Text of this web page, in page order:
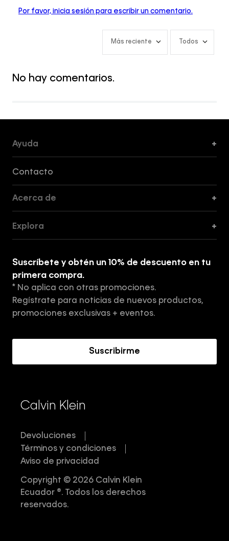
Por favor, inicia sesión para escribir un comentario.
Más reciente Todos
No hay comentarios.
Ayuda +
Contacto
Acerca de +
Tiendas
Aviso de privacidad
Términos y Condiciones
Explora +
Suscríbete y obtén un 10% de descuento en tu
primera compra.
* No aplica con otras promociones.
Regístrate para noticias de nuevos productos,
promociones exclusivas + eventos.
Suscribirme
Calvin Klein
Devoluciones
Términos y condiciones
Aviso de privacidad
Copyright © 2026 Calvin Klein
Ecuador ®. Todos los derechos
reservados.